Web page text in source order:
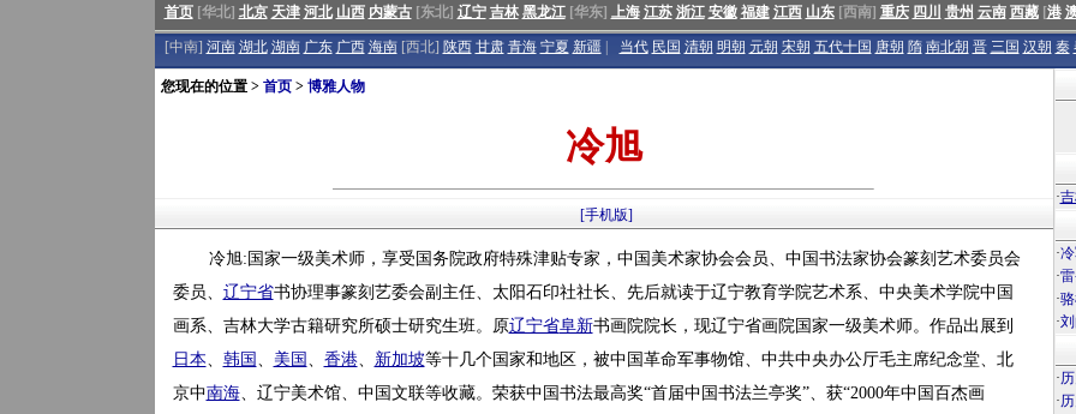
首页[华北] 北京 天津 河北 山西 内蒙古[东北] 辽宁 吉林 黑龙江[华东] 上海 江苏 浙江 安徽 福建 江西 山东[西南] 重庆 四川 贵州 云南 西藏[港
[中南] 河南 湖北 湖南 广东 广西 海南[西北] 陕西 甘肃 青海 宁夏 新疆 当代 民国 清朝 明朝 元朝 宋朝 五代十国 唐朝 隋 南北朝 晋 三国 汉朝 秦
您现在的位置 > 首页> 博雅人物
冷旭
[手机版]
冷旭:国家一级美术师，享受国务院政府特殊津贴专家，中国美术家协会会员、中国书法家协会篆刻艺术委员会
委员、 辽宁省书协理事篆刻艺委会副主任、太阳石印社社长、先后就读于辽宁教育学院艺术系、中央美术学院中国
画系、吉林大学古籍研究所硕士研究生班。原辽宁省阜新书画院院长，现辽宁省画院国家一级美术师。作品出展到
日本、 韩国 、 美国 、 香港、 新加坡等十几个国家和地区，被中国革命军事物馆、中共中央办公厅毛主席纪念堂、北
京中南海、辽宁美术馆、中国文联等收藏。荣获中国书法最高奖“首届中国书法兰亭奖”、获“2000年中国百杰画
·
·
·
·
·
·
·